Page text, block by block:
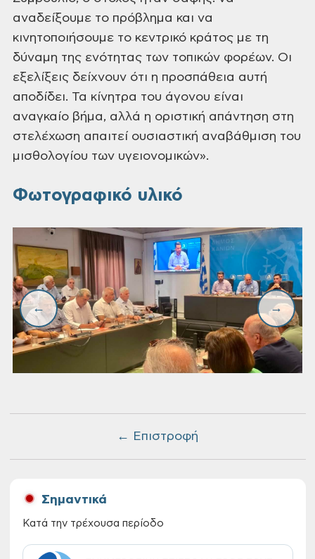
← Επιστροφή
αναδείξουμε το πρόβλημα και να
κινητοποιήσουμε το κεντρικό κράτος με τη
δύναμη της ενότητας των τοπικών φορέων. Οι
εξελίξεις δείχνουν ότι η προσπάθεια αυτή
αποδίδει. Τα κίνητρα του άγονου είναι
αναγκαίο βήμα, αλλά η οριστική απάντηση στη
στελέχωση απαιτεί ουσιαστική αναβάθμιση του
μισθολογίου των υγειονομικών».
Φωτογραφικό υλικό
Σημαντικά
Κατά την τρέχουσα περίοδο